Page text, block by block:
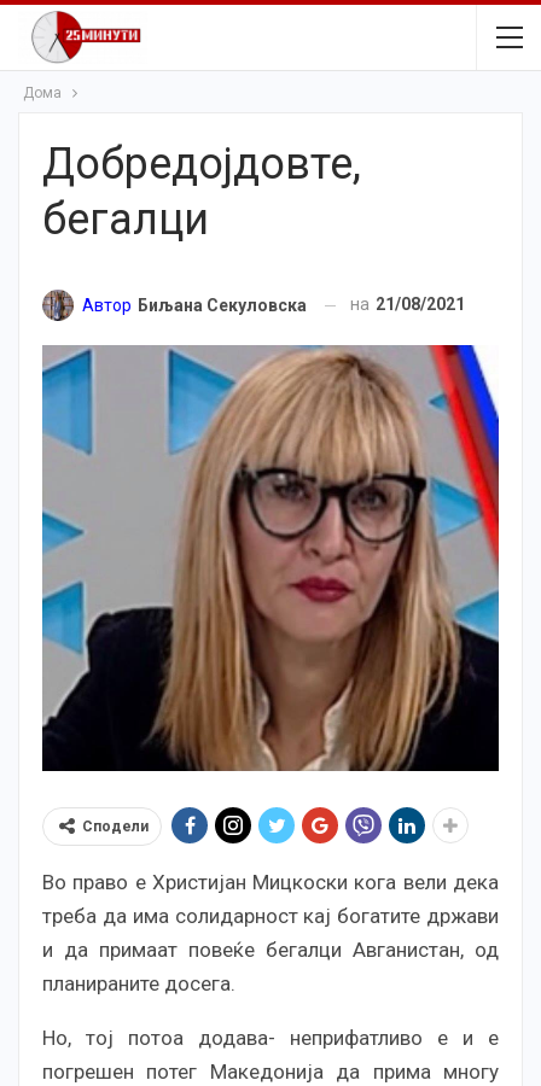
Дома
Добредојдовте,
бегалци
Автор Биљана Секуловска на 21/08/2021
Сподели
Во право е Христијан Мицкоски кога вели дека
треба да има солидарност кај богатите држави
и да примаат повеќе бегалци Авганистан, од
планираните досега.
Но, тој потоа додава- неприфатливо е и е
погрешен потег Македонија да прима многу